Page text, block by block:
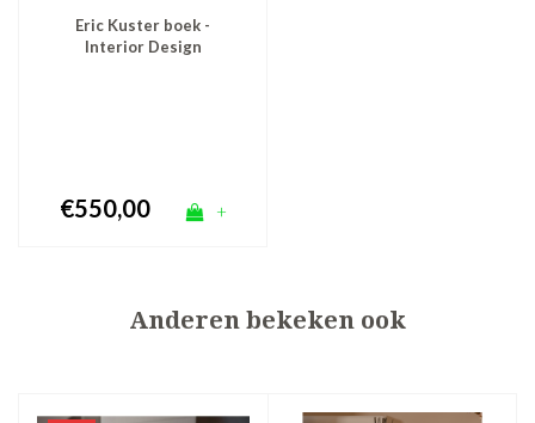
Eric Kuster boek -
Interior Design
€550,00 +
Anderen bekeken ook